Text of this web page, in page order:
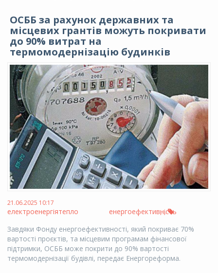
ОСББ за рахунок державних та
місцевих грантів можуть покривати
до 90% витрат на
термомодернізацію будинків
21.06.2025 10:17
електроенергія ,
тепло ,
енергоефективність
Завдяки Фонду енергоефективності, який покриває 70%
вартості проєктів, та місцевим програмам фінансової
підтримки, ОСББ може покрити до 90% вартості
термомодернізації будівлі, передає Енергореформа.